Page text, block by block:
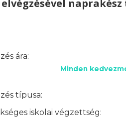
elvégzésével
ára:
Minden
típusa:
iskolai végzettség: